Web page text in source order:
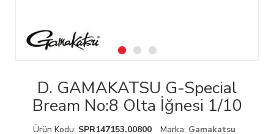
D. GAMAKATSU G-Special
Bream No:8 Olta İğnesi 1/10
Ürün Kodu: SPR147153.00800 Marka: Gamakatsu